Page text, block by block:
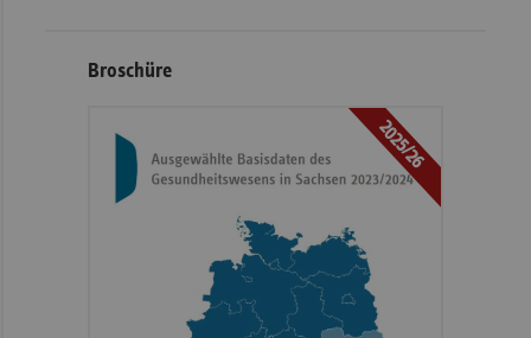
Broschüre
2025/26